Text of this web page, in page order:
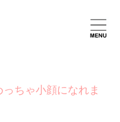
ちゃ小顔になれま